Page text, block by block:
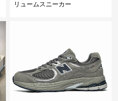
リュームスニーカー